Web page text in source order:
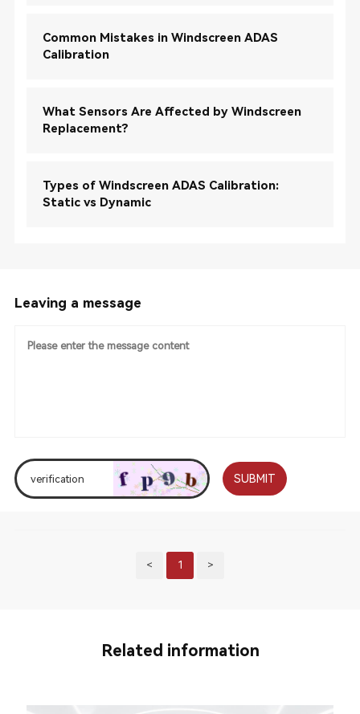
Common Mistakes in Windscreen ADAS
Calibration
What Sensors Are Affected by Windscreen
Replacement?
Types of Windscreen ADAS Calibration:
Static vs Dynamic
Leaving a message
SUBMIT
< 1 >
Related information